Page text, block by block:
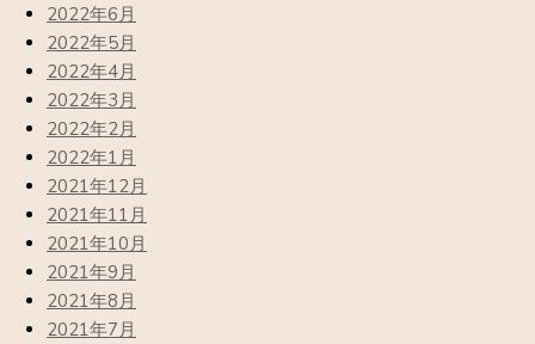
2022年6月
2022年5月
2022年4月
2022年3月
2022年2月
2022年1月
2021年12月
2021年11月
2021年10月
2021年9月
2021年8月
2021年7月